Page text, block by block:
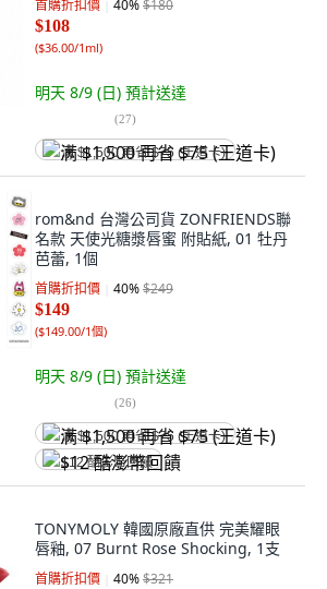
首購折扣價 40%$180
$108
($36.00/1ml)
明天 8/9 (日) 預計送達
(27)
满 $1,500 再省 $75 (王道卡)
rom&nd 台灣公司貨 ZONFRIENDS聯
名款 天使光糖漿唇蜜 附貼紙, 01 牡丹
芭蕾, 1個
首購折扣價 40%$249
$149
($149.00/1個)
明天 8/9 (日) 預計送達
(26)
满 $1,500 再省 $75 (王道卡)
$12 酷澎幣回饋
TONYMOLY 韓國原廠直供 完美耀眼
唇釉, 07 Burnt Rose Shocking, 1支
首購折扣價 40%$321